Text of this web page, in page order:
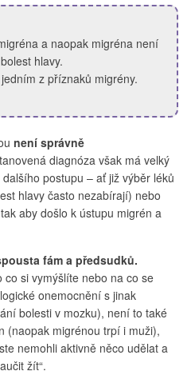
a naopak migréna není
hlavy.
z příznaků migrény.
není správně
diagnóza však má velký
postupu – ať již výběr léků
hlavy často nezabírají) nebo
aby došlo k ústupu migrén a
fám a předsudků.
si vymýšlíte nebo na co se
onemocnění s jinak
bolesti v mozku), není to také
(naopak migrénou trpí i muži),
nemohli aktivně něco udělat a
žít“.